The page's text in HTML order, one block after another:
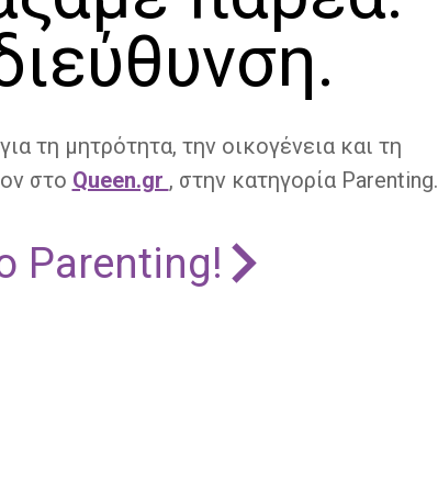
τη μητρότητα, την οικογένεια και τη
στο Queen.gr , στην κατηγορία Parenting.
Parenting!